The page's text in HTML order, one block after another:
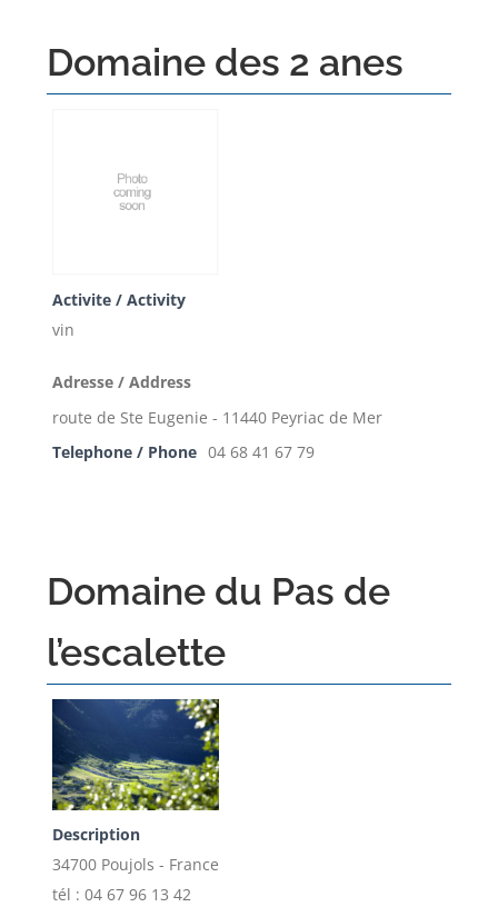
Domaine des 2 anes
Activite / Activity
vin
Adresse / Address
route de Ste Eugenie - 11440 Peyriac de Mer
Telephone / Phone 04 68 41 67 79
Domaine du Pas de
l’escalette
Description
34700 Poujols - France
tél : 04 67 96 13 42